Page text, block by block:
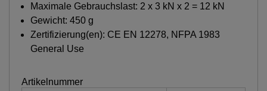
Maximale Gebrauchslast: 2 x 3 kN x 2 = 12 kN
Gewicht: 450 g
Zertifizierung(en): CE EN 12278, NFPA 1983
General Use
Artikelnummer